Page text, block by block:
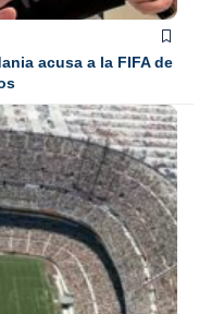
acusa a la FIFA de